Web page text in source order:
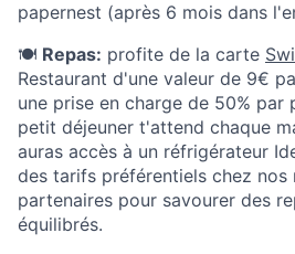
papernest (après 6 mois dans
🍽️ Repas: profite de la carte
Restaurant d'une valeur de 9€
une prise en charge de 50% par
petit déjeuner t'attend chaque
auras accès à un réfrigérateur
des tarifs préférentiels chez nos
partenaires pour savourer des
équilibrés.